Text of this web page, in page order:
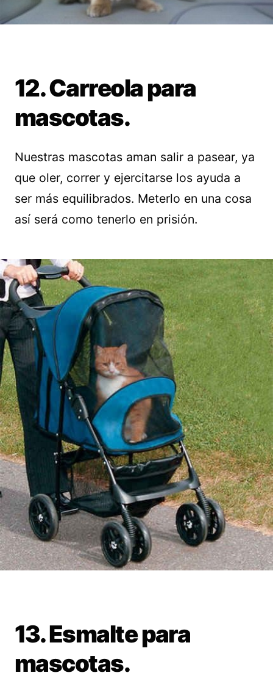
12. Carreola para
mascotas.
Nuestras mascotas aman salir a pasear, ya
que oler, correr y ejercitarse los ayuda a
ser más equilibrados. Meterlo en una cosa
así será como tenerlo en prisión.
13. Esmalte para
mascotas.